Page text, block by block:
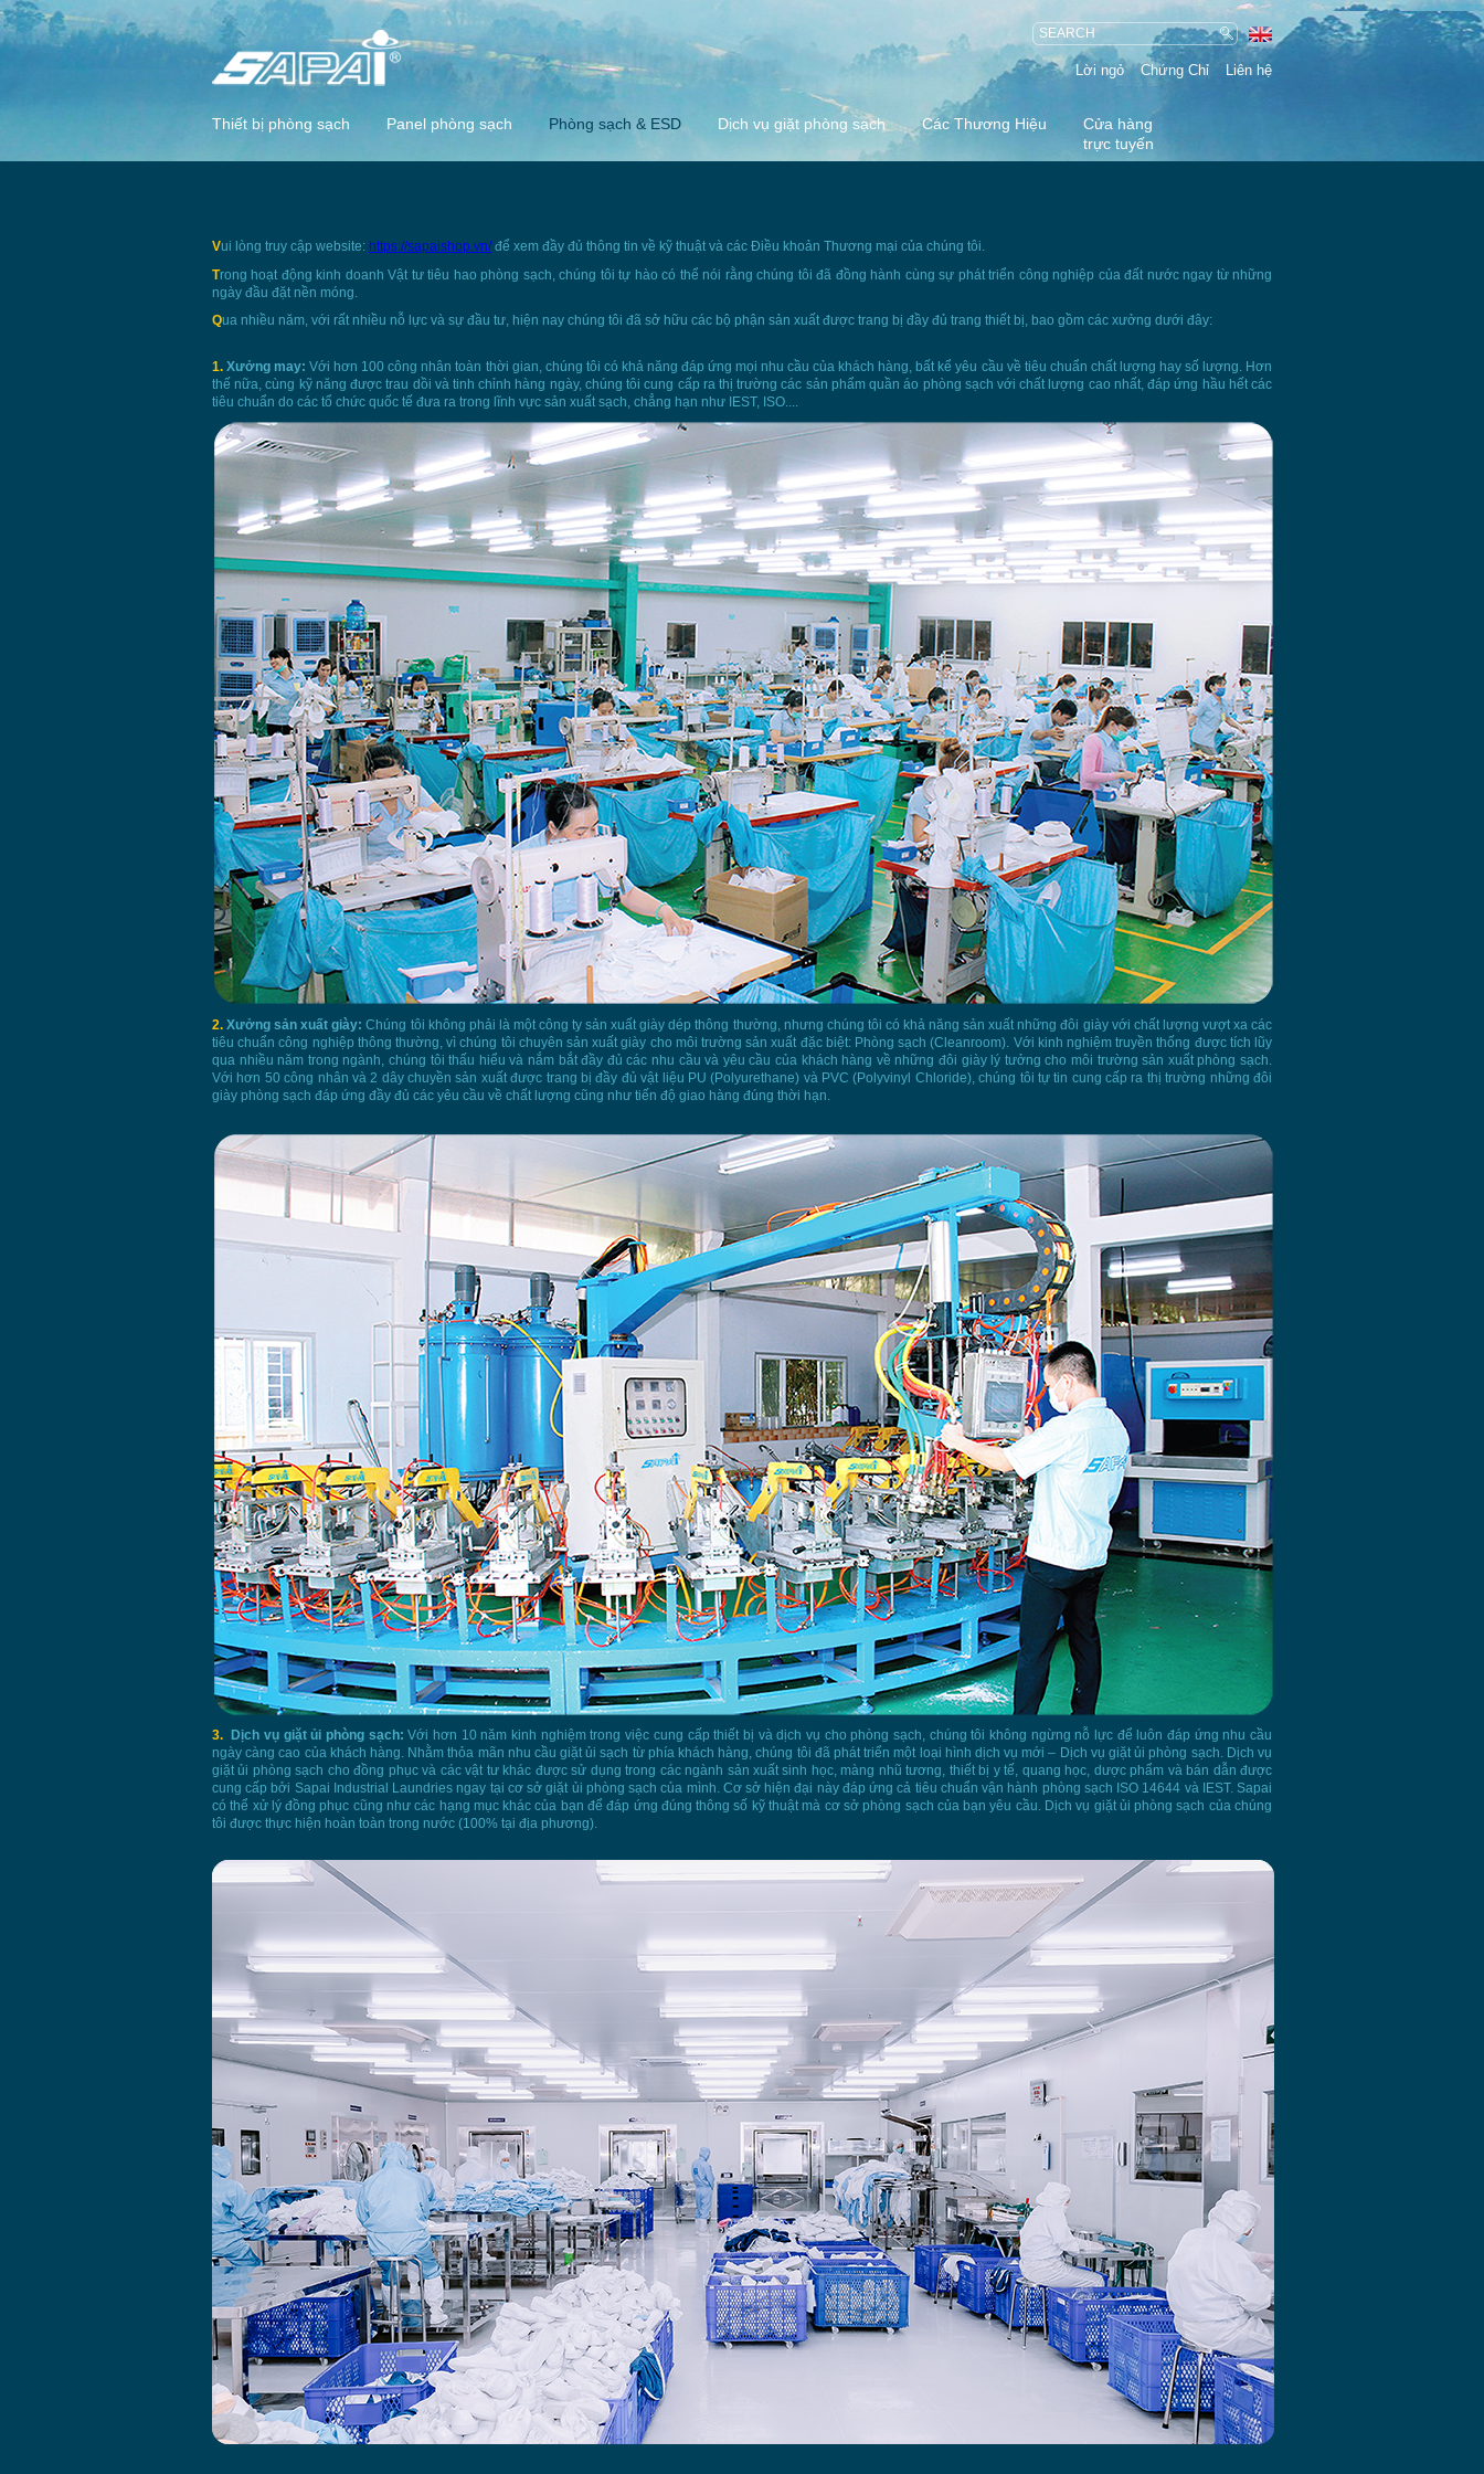
Lời ngỏ Chứng Chỉ Liên hệ
Thiết bị phòng sạch Panel phòng sạch Phòng sạch & ESD Dịch vụ giặt phòng sạch Các Thương Hiệu
Cửa hàng
trực tuyến
Vui lòng truy cập website: https://sapaishop.vn/để xem đầy đủ thông tin về kỹ thuật và các Điều khoản Thương mại của chúng tôi.
Trong hoạt động kinh doanh Vật tư tiêu hao phòng sạch, chúng tôi tự hào có thể nói rằng chúng tôi đã đồng hành cùng sự phát triển công nghiệp của đất nước ngay từ những
ngày đầu đặt nền móng.
Qua nhiều năm, với rất nhiều nỗ lực và sự đầu tư, hiện nay chúng tôi đã sở hữu các bộ phận sản xuất được trang bị đầy đủ trang thiết bị, bao gồm các xưởng dưới đây:
1.Xưởng may: Với hơn 100 công nhân toàn thời gian, chúng tôi có khả năng đáp ứng mọi nhu cầu của khách hàng, bất kể yêu cầu về tiêu chuẩn chất lượng hay số lượng. Hơn
thế nữa, cùng kỹ năng được trau dồi và tinh chỉnh hàng ngày, chúng tôi cung cấp ra thị trường các sản phẩm quần áo phòng sạch với chất lượng cao nhất, đáp ứng hầu hết các
tiêu chuẩn do các tổ chức quốc tế đưa ra trong lĩnh vực sản xuất sạch, chẳng hạn như IEST, ISO....
2.Xưởng sản xuất giày: Chúng tôi không phải là một công ty sản xuất giày dép thông thường, nhưng chúng tôi có khả năng sản xuất những đôi giày với chất lượng vượt xa các
tiêu chuẩn công nghiệp thông thường, vì chúng tôi chuyên sản xuất giày cho môi trường sản xuất đặc biệt: Phòng sạch (Cleanroom). Với kinh nghiệm truyền thống được tích lũy
qua nhiều năm trong ngành, chúng tôi thấu hiểu và nắm bắt đầy đủ các nhu cầu và yêu cầu của khách hàng về những đôi giày lý tưởng cho môi trường sản xuất phòng sạch.
Với hơn 50 công nhân và 2 dây chuyền sản xuất được trang bị đầy đủ vật liệu PU (Polyurethane) và PVC (Polyvinyl Chloride), chúng tôi tự tin cung cấp ra thị trường những đôi
giày phòng sạch đáp ứng đầy đủ các yêu cầu về chất lượng cũng như tiến độ giao hàng đúng thời hạn.
3. Dịch vụ giặt ủi phòng sạch:Với hơn 10 năm kinh nghiệm trong việc cung cấp thiết bị và dịch vụ cho phòng sạch, chúng tôi không ngừng nỗ lực để luôn đáp ứng nhu cầu
ngày càng cao của khách hàng. Nhằm thỏa mãn nhu cầu giặt ủi sạch từ phía khách hàng, chúng tôi đã phát triển một loại hình dịch vụ mới – Dịch vụ giặt ủi phòng sạch. Dịch vụ
giặt ủi phòng sạch cho đồng phục và các vật tư khác được sử dụng trong các ngành sản xuất sinh học, màng nhũ tương, thiết bị y tế, quang học, dược phẩm và bán dẫn được
cung cấp bởi Sapai Industrial Laundries ngay tại cơ sở giặt ủi phòng sạch của mình. Cơ sở hiện đại này đáp ứng cả tiêu chuẩn vận hành phòng sạch ISO 14644 và IEST. Sapai
có thể xử lý đồng phục cũng như các hạng mục khác của bạn để đáp ứng đúng thông số kỹ thuật mà cơ sở phòng sạch của bạn yêu cầu. Dịch vụ giặt ủi phòng sạch của chúng
tôi được thực hiện hoàn toàn trong nước (100% tại địa phương).